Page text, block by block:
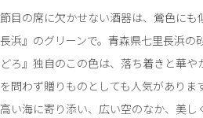
節目の席に欠かせない酒器は、鶯色に
長浜』のグリーンで。青森県七里長浜の
どろ』独自のこの色は、落ち着きと華
を問わず贈りものとしても人気がありま
高い海に寄り添い、広い空のなか、美し